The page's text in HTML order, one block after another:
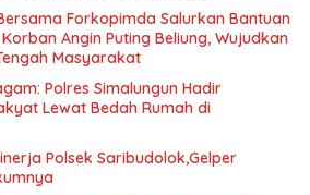
Forkopimda Salurkan Bantuan
Angin Puting Beliung, Wujudkan
Masyarakat
Polres Simalungun Hadir
Lewat Bedah Rumah di
Polsek Saribudolok,Gelper